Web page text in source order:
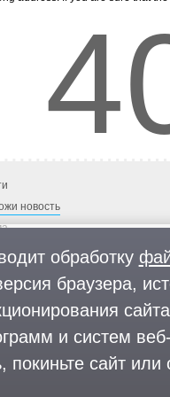
новость
и запрещены
«Движение против нелегальной
партия «Воля», АУЕ,
«Голос Америки», радио
обработку
браузера,
и систем
покиньте сайт